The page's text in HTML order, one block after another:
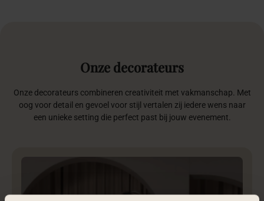
Onze decorateurs
Onze decorateurs combineren creativiteit met vakmanschap. Met
oog voor detail en gevoel voor stijl vertalen zij iedere wens naar
een unieke setting die perfect past bij jouw evenement.